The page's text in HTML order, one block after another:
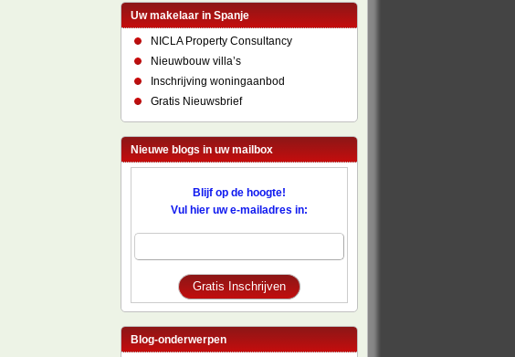
Uw makelaar in Spanje
NICLA Property Consultancy
Nieuwbouw villa’s
Inschrijving woningaanbod
Gratis Nieuwsbrief
Nieuwe blogs in uw mailbox
Blijf op de hoogte!
Vul hier uw e-mailadres in:
Blog-onderwerpen